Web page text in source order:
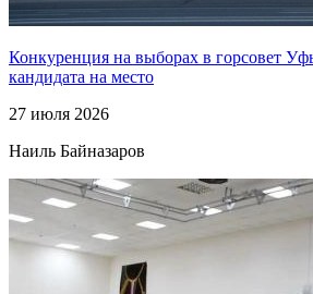
Конкуренция на выборах в горсовет
кандидата на место
27 июля 2026
Наиль Байназаров